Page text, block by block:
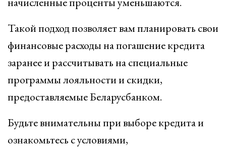
Такой подход позволяет вам планировать свои
финансовые расходы на погашение кредита
заранее и рассчитывать на специальные
программы лояльности и скидки,
предоставляемые Беларусбанком.
Будьте внимательны при выборе кредита и
ознакомьтесь с условиями,